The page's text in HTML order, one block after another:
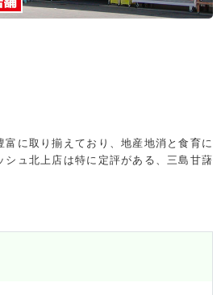
富に取り揃えており、地産地消と食育に
シュ北上店は特に定評がある、三島甘藷